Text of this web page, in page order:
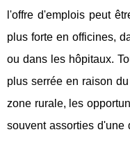
l'offre d'emplois peut
plus forte en officines,
ou dans les hôpitaux.
plus serrée en raison
zone rurale, les
souvent assorties d'une